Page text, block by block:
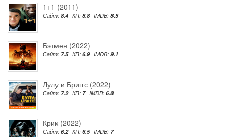
1+1 (2011)
Сайт: 8.4 КП: 8.8 IMDB: 8.5
Бэтмен (2022)
Сайт: 7.5 КП: 6.9 IMDB: 9.1
Лулу и Бриггс (2022)
Сайт: 7.2 КП: 7 IMDB: 6.8
Крик (2022)
Сайт: 6.2 КП: 6.5 IMDB: 7